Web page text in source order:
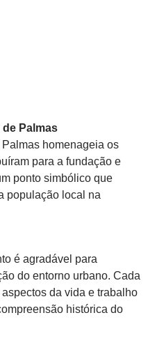
Palmas
homenageia os
para a fundação e
ponto simbólico que
população local na
é agradável para
do entorno urbano. Cada
da vida e trabalho
histórica do